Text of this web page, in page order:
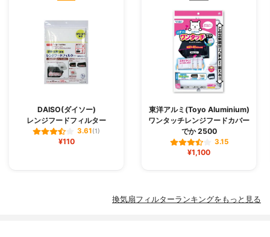
DAISO(ダイソー)
レンジフードフィルター
3.61(1)
¥110
東洋アルミ(Toyo Aluminium)
ワンタッチレンジフードカバー
でか 2500
3.15
¥1,100
換気扇フィルターランキングをもっと見る